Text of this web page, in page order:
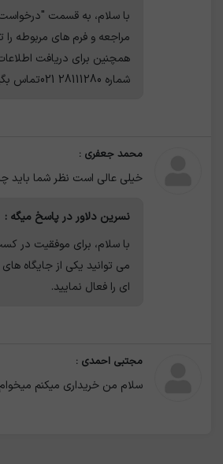
با سلام، به قسمت "درخواست
مراجعه و فرم های مربوطه را
همچنین برای دریافت
شماره 28111280 021تماس بگیرید.
محمد جعفری :
خیلی عالی است نظر شما باید
نسرین دلاور در پاسخ میگه :
با سلام، برای موفقیت در کسب
می توانید یکی از جایگاه
ای را فعال نمایید.‌
مجتبی احمدی :
سلام من خریداری میکنم